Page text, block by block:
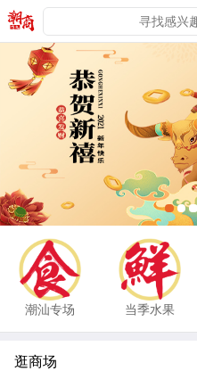
潮汕专场 当季水果
逛商场